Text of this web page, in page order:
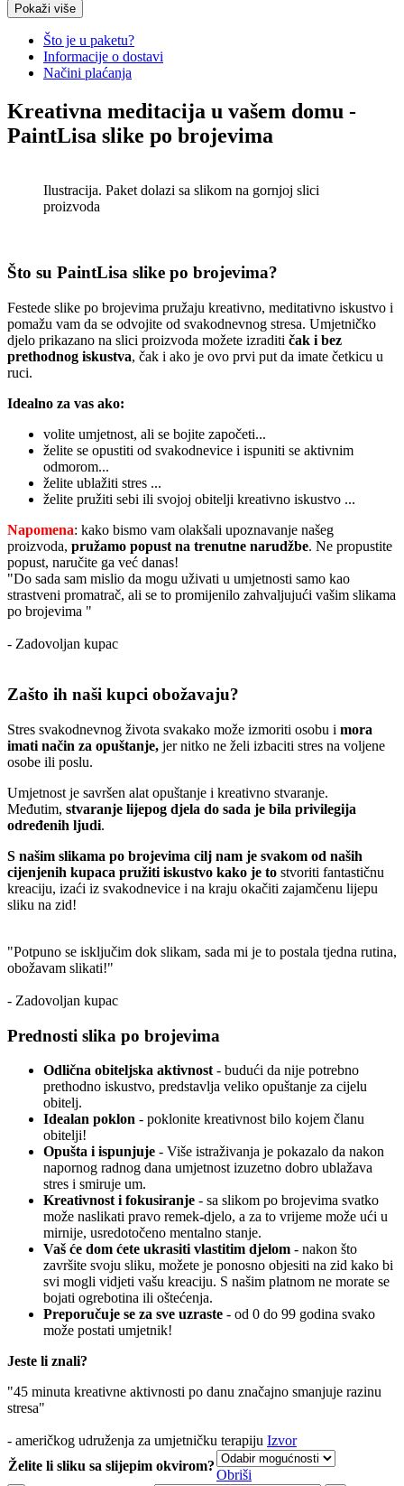
Pokaži više
Što je u paketu?
Informacije o dostavi
Načini plaćanja
Kreativna meditacija u vašem domu -
PaintLisa slike po brojevima
Ilustracija. Paket dolazi sa slikom na gornjoj slici
proizvoda
Što su PaintLisa slike po brojevima?
Festede slike po brojevima pružaju kreativno, meditativno iskustvo i
pomažu vam da se odvojite od svakodnevnog stresa. Umjetničko
djelo prikazano na slici proizvoda možete izraditi čak i bez
prethodnog iskustva, čak i ako je ovo prvi put da imate četkicu u
ruci.
Idealno za vas ako:
volite umjetnost, ali se bojite započeti...
želite se opustiti od svakodnevice i ispuniti se aktivnim
odmorom...
želite ublažiti stres ...
želite pružiti sebi ili svojoj obitelji kreativno iskustvo ...
Napomena: kako bismo vam olakšali upoznavanje našeg
proizvoda, pružamo popust na trenutne narudžbe. Ne propustite
popust, naručite ga već danas!
"Do sada sam mislio da mogu uživati u umjetnosti samo kao
strastveni promatrač, ali se to promijenilo zahvaljujući vašim slikama
po brojevima "
- Zadovoljan kupac
Zašto ih naši kupci obožavaju?
Stres svakodnevnog života svakako može izmoriti osobu i mora
imati način za opuštanje, jer nitko ne želi izbaciti stres na voljene
osobe ili poslu.
Umjetnost je savršen alat opuštanje i kreativno stvaranje.
Međutim, stvaranje lijepog djela do sada je bila privilegija
određenih ljudi.
S našim slikama po brojevima cilj nam je svakom od naših
cijenjenih kupaca pružiti iskustvo kako je to stvoriti fantastičnu
kreaciju, izaći iz svakodnevice i na kraju okačiti zajamčenu lijepu
sliku na zid!
"Potpuno se isključim dok slikam, sada mi je to postala tjedna rutina,
obožavam slikati!"
- Zadovoljan kupac
Prednosti slika po brojevima
Odlična obiteljska aktivnost- budući da nije potrebno
prethodno iskustvo, predstavlja veliko opuštanje za cijelu
obitelj.
Idealan poklon - poklonite kreativnost bilo kojem članu
obitelji!
Opušta i ispunjuje - Više istraživanja je pokazalo da nakon
napornog radnog dana umjetnost izuzetno dobro ublažava
stres i smiruje um.
Kreativnost i fokusiranje - sa slikom po brojevima svatko
može naslikati pravo remek-djelo, a za to vrijeme može ući u
mirnije, usredotočeno mentalno stanje.
Vaš će dom ćete ukrasiti vlastitim djelom - nakon što
završite svoju sliku, možete je ponosno objesiti na zid kako bi
svi mogli vidjeti vašu kreaciju. S našim platnom ne morate se
bojati ogrebotina ili oštećenja.
Preporučuje se za sve uzraste - od 0 do 99 godina svako
može postati umjetnik!
Jeste li znali?
"45 minuta kreativne aktivnosti po danu značajno smanjuje razinu
stresa"
- američkog udruženja za umjetničku terapiju Izvor
Želite li sliku sa slijepim okvirom?
Obriši